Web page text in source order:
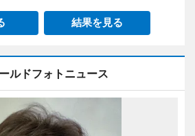
結果を見る
ルドフォトニュース